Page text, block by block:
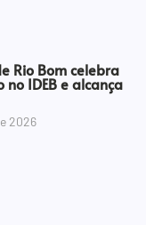
Rio Bom celebra
no IDEB e alcança
2026